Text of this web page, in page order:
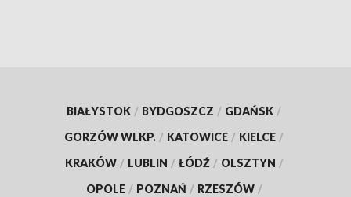
BIAŁYSTOK / BYDGOSZCZ / GDAŃSK /
GORZÓW WLKP. / KATOWICE / KIELCE /
KRAKÓW / LUBLIN / ŁÓDŹ / OLSZTYN /
OPOLE / POZNAŃ / RZESZÓW /